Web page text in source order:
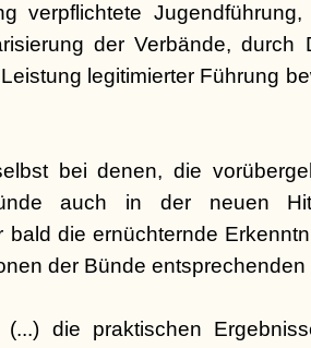
verpflichtete
der Verbände,
legitimierter Führung
bei denen, die
auch in der neuen
bald die ernüchternde
der Bünde
die praktischen